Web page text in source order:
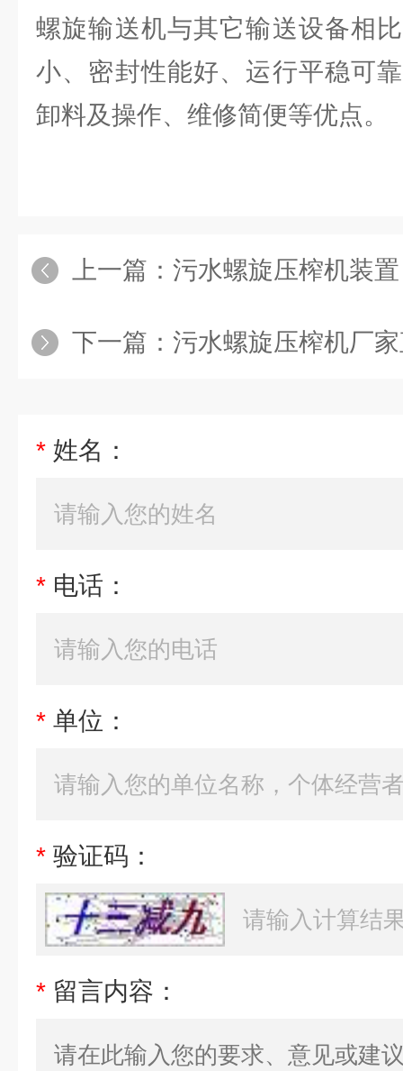
螺旋输送机与其它输送设备相
小、密封性能好、运行平稳可
卸料及操作、维修简便等优点。
上一篇： 污水螺旋压榨机装置
下一篇： 污水螺旋压榨机厂
* 姓名：
* 电话：
* 单位：
* 验证码：
* 留言内容：